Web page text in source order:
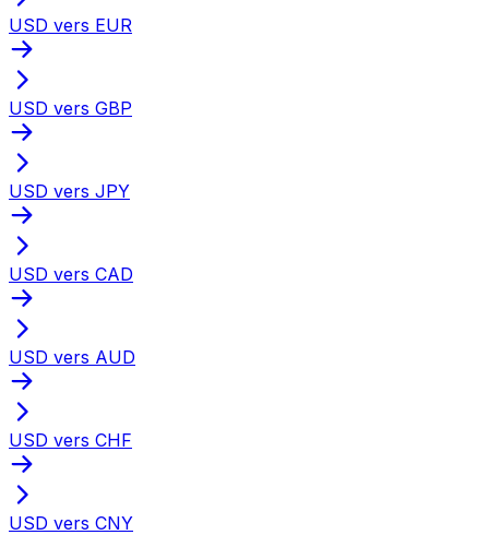
USD vers EUR
USD vers GBP
USD vers JPY
USD vers CAD
USD vers AUD
USD vers CHF
USD vers CNY